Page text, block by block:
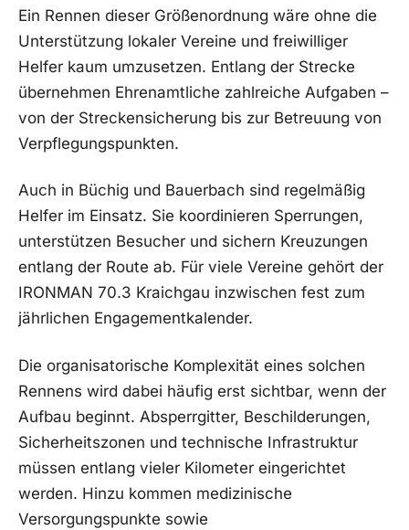
Ein Rennen dieser Größenordnung wäre ohne die
Unterstützung lokaler Vereine und freiwilliger
Helfer kaum umzusetzen. Entlang der Strecke
übernehmen Ehrenamtliche zahlreiche Aufgaben –
von der Streckensicherung bis zur Betreuung von
Verpflegungspunkten.
Auch in Büchig und Bauerbach sind regelmäßig
Helfer im Einsatz. Sie koordinieren Sperrungen,
unterstützen Besucher und sichern Kreuzungen
entlang der Route ab. Für viele Vereine gehört der
IRONMAN 70.3 Kraichgau inzwischen fest zum
jährlichen Engagementkalender.
Die organisatorische Komplexität eines solchen
Rennens wird dabei häufig erst sichtbar, wenn der
Aufbau beginnt. Absperrgitter, Beschilderungen,
Sicherheitszonen und technische Infrastruktur
müssen entlang vieler Kilometer eingerichtet
werden. Hinzu kommen medizinische
Versorgungspunkte sowie